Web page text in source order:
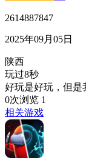
2614887847
2025年09月05日
陕西
玩过8秒
好玩是好玩，但是
0次浏览 1
相关游戏